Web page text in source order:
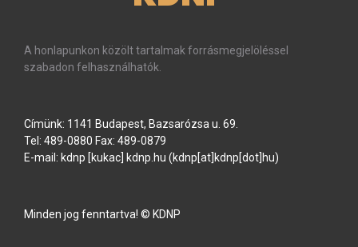
A honlapunkon közölt tartalmak forrásmegjelöléssel
szabadon felhasználhatók.
Címünk: 1141 Budapest, Bazsarózsa u. 69.
Tel: 489-0880 Fax: 489-0879
E-mail: kdnp [kukac] kdnp.hu (kdnp[at]kdnp[dot]hu)
Minden jog fenntartva! © KDNP